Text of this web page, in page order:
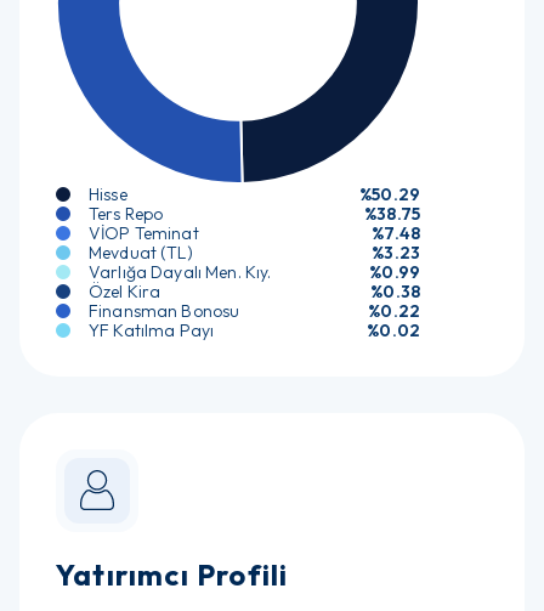
Hisse
%50.29
Ters Repo
%38.75
VİOP Teminat
%7.48
Mevduat (TL)
%3.23
Varlığa Dayalı Men. Kıy.
%0.99
Özel Kira
%0.38
Finansman Bonosu
%0.22
YF Katılma Payı
%0.02
Yatırımcı Profili